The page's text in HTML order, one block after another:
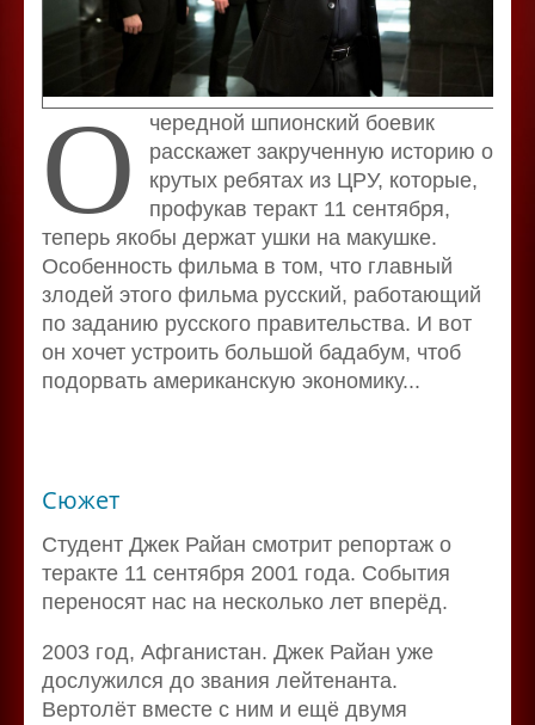
О
чередной шпионский боевик
расскажет закрученную историю о
крутых ребятах из ЦРУ, которые,
профукав теракт 11 сентября,
теперь якобы держат ушки на макушке.
Особенность фильма в том, что главный
злодей этого фильма русский, работающий
по заданию русского правительства. И вот
он хочет устроить большой бадабум, чтоб
подорвать американскую экономику...
Сюжет
Студент Джек Райан смотрит репортаж о
теракте 11 сентября 2001 года. События
переносят нас на несколько лет вперёд.
2003 год, Афганистан. Джек Райан уже
дослужился до звания лейтенанта.
Вертолёт вместе с ним и ещё двумя